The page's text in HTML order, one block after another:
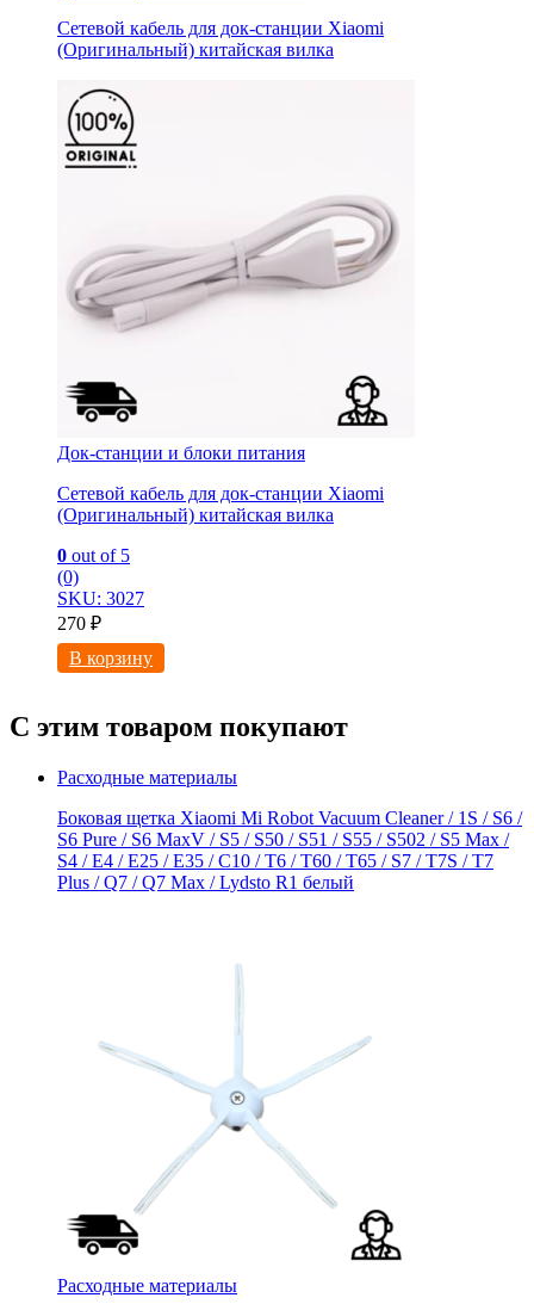
Сетевой кабель для док-станции Xiaomi
(Оригинальный) китайская вилка
Док-станции и блоки питания
Сетевой кабель для док-станции Xiaomi
(Оригинальный) китайская вилка
0 out of 5
(0)
SKU: 3027
270 ₽
В корзину
С этим товаром покупают
Расходные материалы
Боковая щетка Xiaomi Mi Robot Vacuum Cleaner / 1S / S6 /
S6 Pure / S6 MaxV / S5 / S50 / S51 / S55 / S502 / S5 Max /
S4 / E4 / E25 / E35 / C10 / T6 / T60 / T65 / S7 / T7S / T7
Plus / Q7 / Q7 Max / Lydsto R1 белый
Расходные материалы